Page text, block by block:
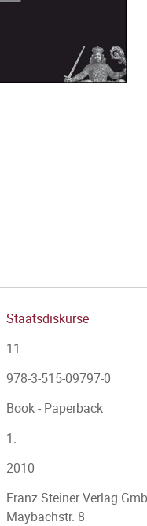
Staatsdiskurse
11
978-3-515-09797-0
Book - Paperback
1.
2010
Franz Steiner Verlag
Maybachstr. 8